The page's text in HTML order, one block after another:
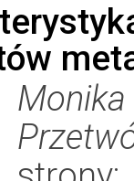
Monika